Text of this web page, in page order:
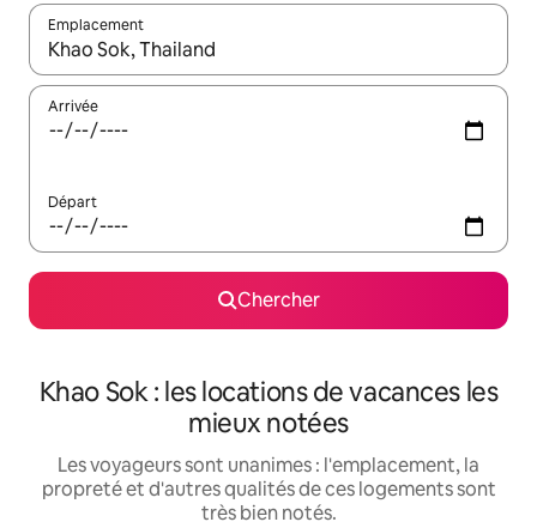
Emplacement
Quand les résultats sont affichés, parcourez-les en utilisant
Arrivée
Départ
Chercher
Khao Sok : les locations de vacances les
mieux notées
Les voyageurs sont unanimes : l'emplacement, la
propreté et d'autres qualités de ces logements sont
très bien notés.